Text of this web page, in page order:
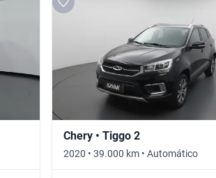
Chery • Tiggo 2
2020 • 39.000 km • Automático